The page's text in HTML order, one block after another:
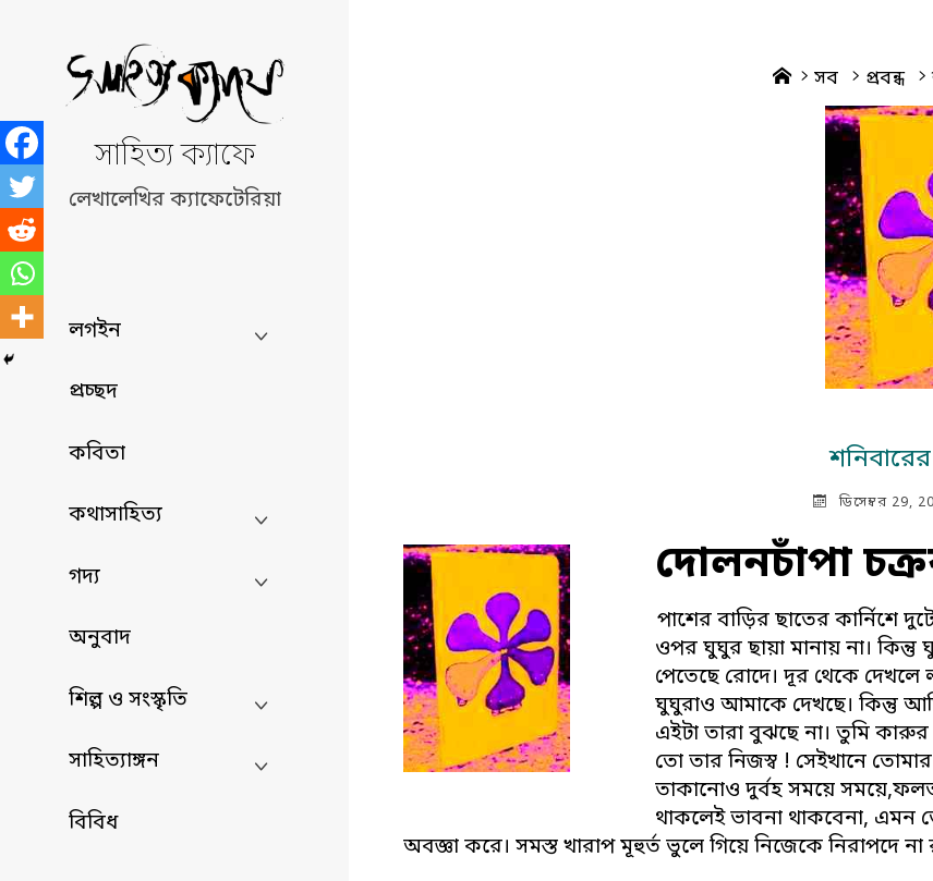
content
সাহিত্য ক্যাফে
লেখালেখির ক্যাফেটেরিয়া
লগইন
প্রচ্ছদ
কবিতা
কথাসাহিত্য
গদ্য
অনুবাদ
শিল্প ও সংস্কৃতি
সাহিত্যাঙ্গন
বিবিধ
Home
সব প্রবন্ধ
ডিসেম্বর 29,
দোলনচাঁপা
পাশের বাড়ির ছাতের কার্নিশে
ওপর ঘুঘুর ছায়া মানায় না।
পেতেছে রোদে। দূর থেকে
ঘুঘুরাও আমাকে দেখছে। কিন্তু
এইটা তারা বুঝছে না। তুমি
তো তার নিজস্ব ! সেইখানে
তাকানোও দুর্বহ সময়ে
থাকলেই ভাবনা থাকবেনা, এমন
অবজ্ঞা করে। সমস্ত খারাপ মূহুর্ত ভুলে গিয়ে নিজেকে নিরাপদে